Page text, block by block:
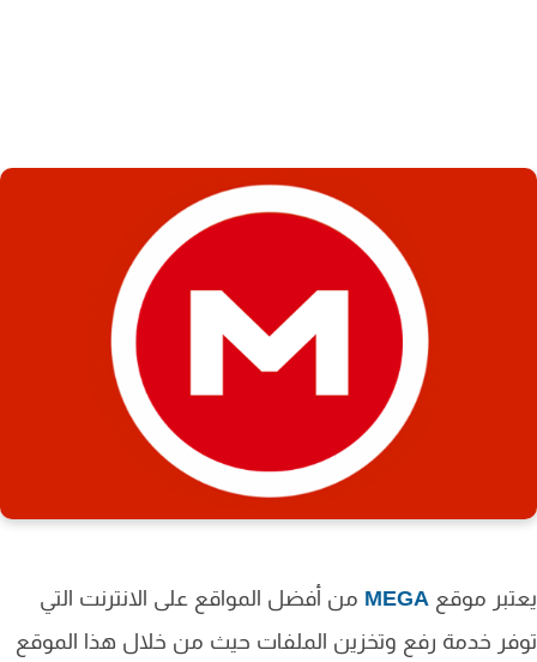
موقعMEGAمن أفضل المواقع على الانترنت التي
خدمة رفع وتخزين الملفات حيث من خلال هذا الموقع